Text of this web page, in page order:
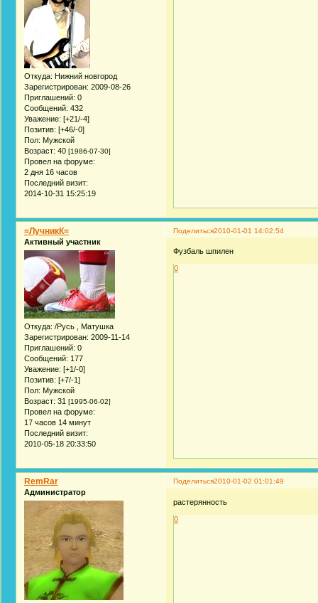
Откуда: Нижний новгород
Зарегистрирован: 2009-08-26
Приглашений: 0
Сообщений: 432
Уважение: [+21/-4]
Позитив: [+46/-0]
Пол: Мужской
Возраст: 40 [1986-07-30]
Провел на форуме:
2 дня 16 часов
Последний визит:
2014-10-31 15:25:19
Поделиться2010-01-01 14:02:54
=ЛучникК=
Активный участник
Откуда: /Русь , Матушка
Зарегистрирован: 2009-11-14
Приглашений: 0
Сообщений: 177
Уважение: [+1/-0]
Позитив: [+7/-1]
Пол: Мужской
Возраст: 31 [1995-06-02]
Провел на форуме:
17 часов 14 минут
Последний визит:
2010-05-18 20:33:50
Фузбаль шпилен
0
Поделиться2010-01-02 01:01:49
RemRar
Администратор
растерянность
0